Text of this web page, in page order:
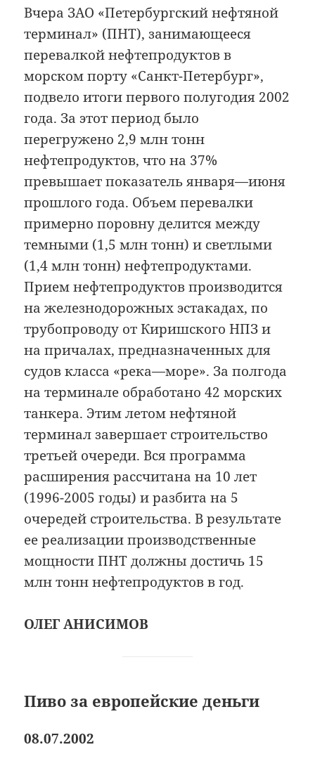
Вчера ЗАО «Петербургский нефтяной
терминал» (ПНТ), занимающееся
перевалкой нефтепродуктов в
морском порту «Санкт-Петербург»,
подвело итоги первого полугодия 2002
года. За этот период было
перегружено 2,9 млн тонн
нефтепродуктов, что на 37%
превышает показатель января—июня
прошлого года. Объем перевалки
примерно поровну делится между
темными (1,5 млн тонн) и светлыми
(1,4 млн тонн) нефтепродуктами.
Прием нефтепродуктов производится
на железнодорожных эстакадах, по
трубопроводу от Киришского НПЗ и
на причалах, предназначенных для
судов класса «река—море». За полгода
на терминале обработано 42 морских
танкера. Этим летом нефтяной
терминал завершает строительство
третьей очереди. Вся программа
расширения рассчитана на 10 лет
(1996-2005 годы) и разбита на 5
очередей строительства. В результате
ее реализации производственные
мощности ПНТ должны достичь 15
млн тонн нефтепродуктов в год.
ОЛЕГ АНИСИМОВ
Пиво за европейские деньги
08.07.2002